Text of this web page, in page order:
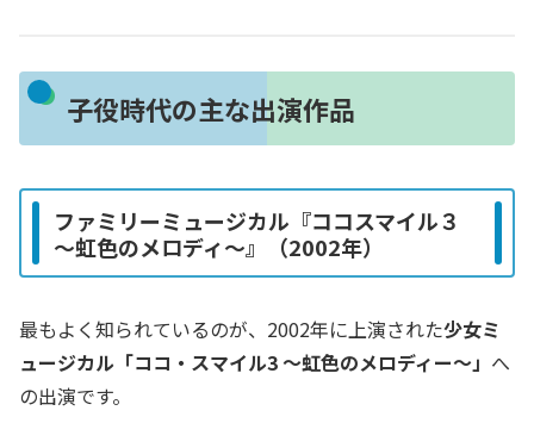
子役時代の主な出演作品
ファミリーミュージカル『ココスマイル３
～虹色のメロディ～』（2002年）
最もよく知られているのが、2002年に上演された少女ミ
ュージカル「ココ・スマイル3 〜虹色のメロディー〜」 へ
の出演です。